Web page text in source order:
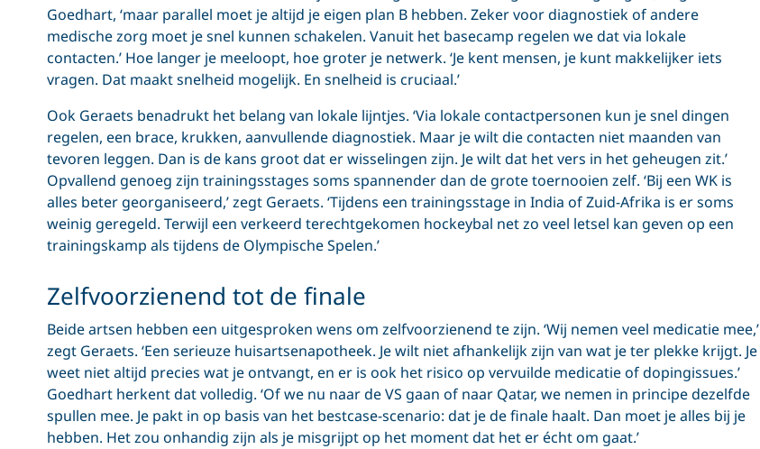
Goedhart, ‘maar parallel moet je altijd je eigen plan B hebben. Zeker voor diagnostiek of andere
medische zorg moet je snel kunnen schakelen. Vanuit het basecamp regelen we dat via lokale
contacten.’ Hoe langer je meeloopt, hoe groter je netwerk. ‘Je kent mensen, je kunt makkelijker iets
vragen. Dat maakt snelheid mogelijk. En snelheid is cruciaal.’
Ook Geraets benadrukt het belang van lokale lijntjes. ‘Via lokale contactpersonen kun je snel dingen
regelen, een brace, krukken, aanvullende diagnostiek. Maar je wilt die contacten niet maanden van
tevoren leggen. Dan is de kans groot dat er wisselingen zijn. Je wilt dat het vers in het geheugen zit.’
Opvallend genoeg zijn trainingsstages soms spannender dan de grote toernooien zelf. ‘Bij een WK is
alles beter georganiseerd,’ zegt Geraets. ‘Tijdens een trainingsstage in India of Zuid-Afrika is er soms
weinig geregeld. Terwijl een verkeerd terechtgekomen hockeybal net zo veel letsel kan geven op een
trainingskamp als tijdens de Olympische Spelen.’
Zelfvoorzienend tot de finale
Beide artsen hebben een uitgesproken wens om zelfvoorzienend te zijn. ‘Wij nemen veel medicatie mee,’
zegt Geraets. ‘Een serieuze huisartsenapotheek. Je wilt niet afhankelijk zijn van wat je ter plekke krijgt. Je
weet niet altijd precies wat je ontvangt, en er is ook het risico op vervuilde medicatie of dopingissues.’
Goedhart herkent dat volledig. ‘Of we nu naar de VS gaan of naar Qatar, we nemen in principe dezelfde
spullen mee. Je pakt in op basis van het bestcase-scenario: dat je de finale haalt. Dan moet je alles bij je
hebben. Het zou onhandig zijn als je misgrijpt op het moment dat het er écht om gaat.’